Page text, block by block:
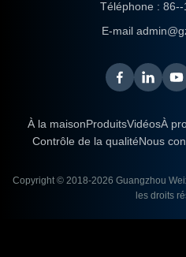
Téléphone : 86--
E-mail
À la maisonProduitsVidéosÀ
Contrôle de la qualitéNous
Copyright © 2018-2026 Guangzhou
les droits